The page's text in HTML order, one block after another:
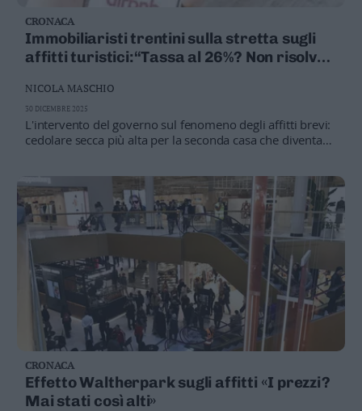
Südtirol
Dolomiti
Newsletter
Bazar
Casa
Radio
Dolomiti
Social media
CRONACA
Immobiliaristi trentini sulla stretta sugli
affitti turistici:“Tassa al 26%? Non risolve
L'intervento del governo sul fenomeno degli affitti brevi:
cedolare secca più alta per la seconda casa che diventa
“Temo che queste norme non cambieranno la situazione,
credo che i proprietari continueranno a guardare al
guadagno”
NICOLA MASCHIO
30 DICEMBRE 2025
CRONACA
Effetto Waltherpark sugli affitti «I prezzi?
Mai stati così alti»